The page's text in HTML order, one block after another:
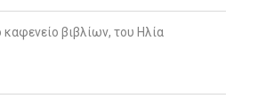
καφενείο βιβλίων, του Ηλία